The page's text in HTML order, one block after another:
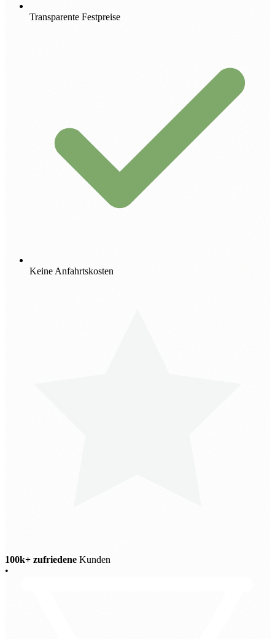
Transparente Festpreise
Keine Anfahrtskosten
100k+ zufriedene Kunden
•